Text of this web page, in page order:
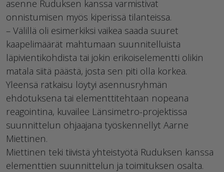
asenne Ruduksen kanssa varmistivat
onnistumisen myös kiperissä tilanteissa.
– Välillä oli esimerkiksi vaikea saada suuret
kaapelimäärät mahtumaan suunnitelluista
läpivientikohdista tai jokin erikoiselementti olikin
matala siitä päästä, josta sen piti olla korkea.
Yleensä ratkaisu löytyi asennusryhmän
ehdotuksena tai elementtitehtaan nopeana
reagointina, kuvailee Länsimetro-projektissa
suunnittelun ohjaajana työskennellyt Aarne
Miettinen.
Miettinen teki tiivistä yhteistyötä Ruduksen kanssa
elementtien suunnittelun ja toimituksen osalta.